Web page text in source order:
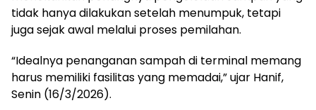
tidak hanya dilakukan setelah menumpuk, tetapi
juga sejak awal melalui proses pemilahan.
“Idealnya penanganan sampah di terminal memang
harus memiliki fasilitas yang memadai,” ujar Hanif,
Senin (16/3/2026).